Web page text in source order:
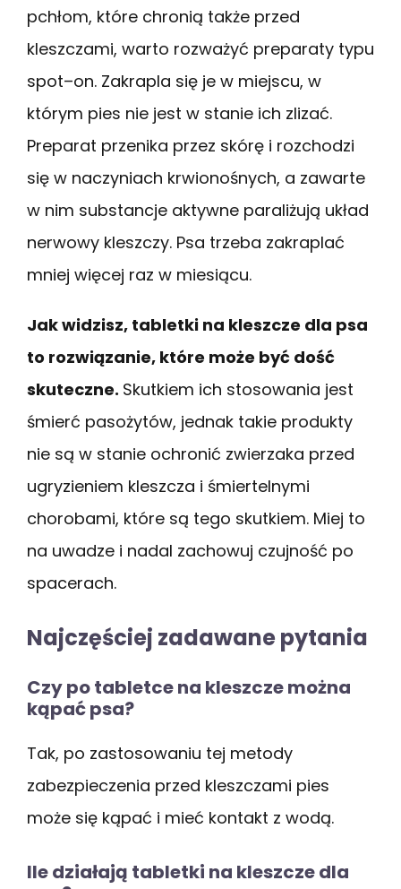
pchłom, które chronią także przed
kleszczami, warto rozważyć preparaty typu
spot–on. Zakrapla się je w miejscu, w
którym pies nie jest w stanie ich zlizać.
Preparat przenika przez skórę i rozchodzi
się w naczyniach krwionośnych, a zawarte
w nim substancje aktywne paraliżują układ
nerwowy kleszczy. Psa trzeba zakraplać
mniej więcej raz w miesiącu.
Jak widzisz, tabletki na kleszcze dla psa
to rozwiązanie, które może być dość
skuteczne. Skutkiem ich stosowania jest
śmierć pasożytów, jednak takie produkty
nie są w stanie ochronić zwierzaka przed
ugryzieniem kleszcza i śmiertelnymi
chorobami, które są tego skutkiem. Miej to
na uwadze i nadal zachowuj czujność po
spacerach.
Najczęściej zadawane pytania
Czy po tabletce na kleszcze można
kąpać psa?
Tak, po zastosowaniu tej metody
zabezpieczenia przed kleszczami pies
może się kąpać i mieć kontakt z wodą.
Ile działają tabletki na kleszcze dla